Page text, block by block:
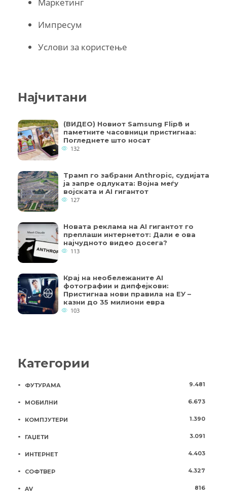
Импресум
Услови за користење
Најчитани
(ВИДЕО) Новиот Samsung Flip8 и
паметните часовници пристигнаа:
Погледнете што носат
132
Трамп го забрани Anthropic, судијата
ја запре одлуката: Војна меѓу
војската и AI гигантот
127
Новата реклама на AI гигантот го
преплаши интернетот: Дали е ова
најчудното видео досега?
113
Крај на необележаните AI
фотографии и дипфејкови:
Пристигнаа нови правила на ЕУ –
казни до 35 милиони евра
103
Категории
ФУТУРАМА 9.481
МОБИЛНИ 6.673
КОМПЈУТЕРИ 1.390
ГАЏЕТИ 3.091
ИНТЕРНЕТ 4.403
СОФТВЕР 4.327
AV 816